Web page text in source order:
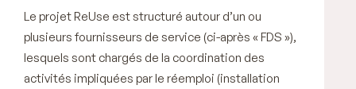
Le projetReUse est structuré autour d’un ou
plusieurs fournisseurs de service (ci-après «FDS »),
lesquels sont chargés de la coordination des
activités impliquées par le réemploi (installation